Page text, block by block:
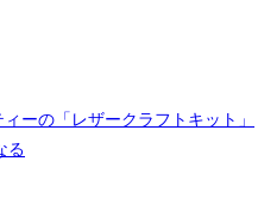
ーの「レザークラフトキット」